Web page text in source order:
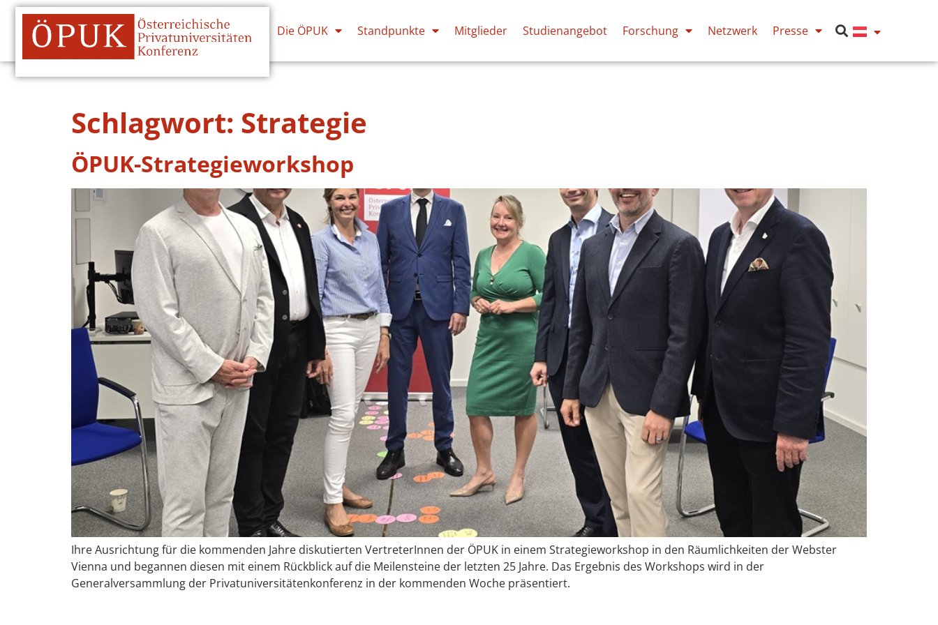
Die ÖPUK Standpunkte Mitglieder Studienangebot Forschung Netzwerk Presse
Schlagwort: Strategie
ÖPUK-Strategieworkshop
Ihre Ausrichtung für die kommenden Jahre diskutierten VertreterInnen der ÖPUK in einem Strategieworkshop in den Räumlichkeiten der Webster
Vienna und begannen diesen mit einem Rückblick auf die Meilensteine der letzten 25 Jahre. Das Ergebnis des Workshops wird in der
Generalversammlung der Privatuniversitätenkonferenz in der kommenden Woche präsentiert.